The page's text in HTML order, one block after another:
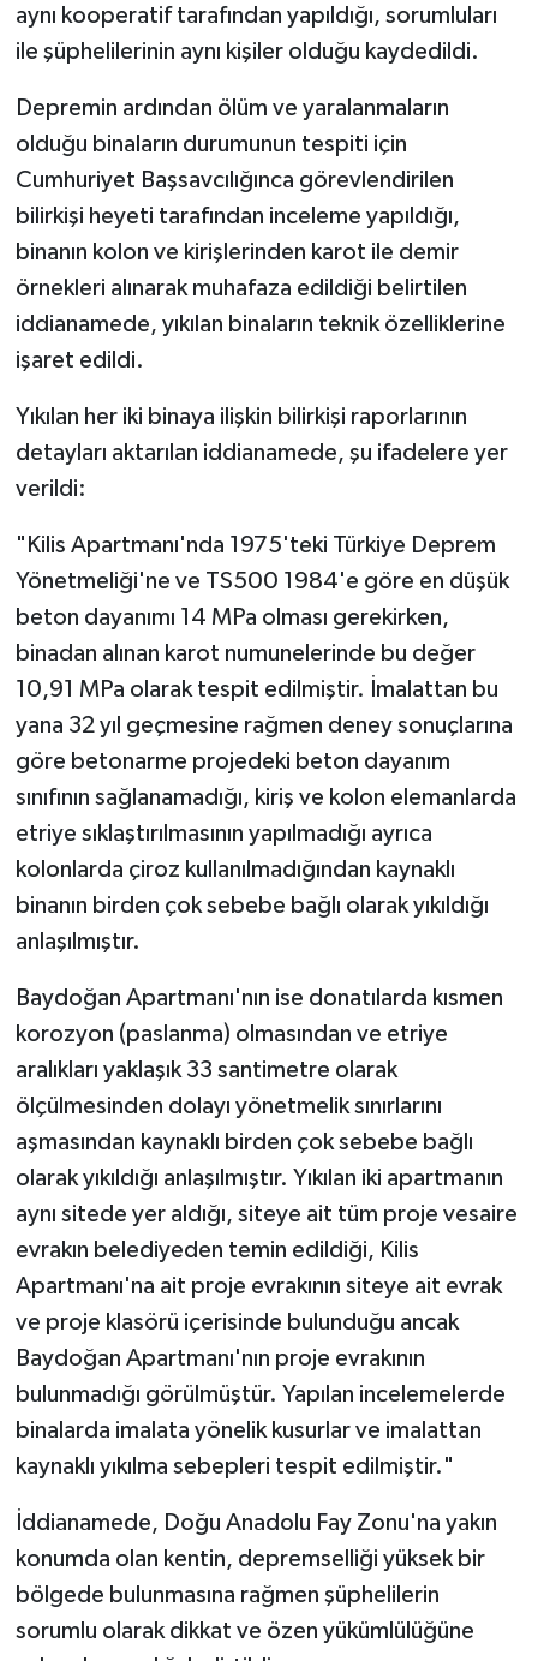
aynı kooperatif tarafından yapıldığı, sorumluları
ile şüphelilerinin aynı kişiler olduğu kaydedildi.
Depremin ardından ölüm ve yaralanmaların
olduğu binaların durumunun tespiti için
Cumhuriyet Başsavcılığınca görevlendirilen
bilirkişi heyeti tarafından inceleme yapıldığı,
binanın kolon ve kirişlerinden karot ile demir
örnekleri alınarak muhafaza edildiği belirtilen
iddianamede, yıkılan binaların teknik özelliklerine
işaret edildi.
Yıkılan her iki binaya ilişkin bilirkişi raporlarının
detayları aktarılan iddianamede, şu ifadelere yer
verildi:
"Kilis Apartmanı'nda 1975'teki Türkiye Deprem
Yönetmeliği'ne ve TS500 1984'e göre en düşük
beton dayanımı 14 MPa olması gerekirken,
binadan alınan karot numunelerinde bu değer
10,91 MPa olarak tespit edilmiştir. İmalattan bu
yana 32 yıl geçmesine rağmen deney sonuçlarına
göre betonarme projedeki beton dayanım
sınıfının sağlanamadığı, kiriş ve kolon elemanlarda
etriye sıklaştırılmasının yapılmadığı ayrıca
kolonlarda çiroz kullanılmadığından kaynaklı
binanın birden çok sebebe bağlı olarak yıkıldığı
anlaşılmıştır.
Baydoğan Apartmanı'nın ise donatılarda kısmen
korozyon (paslanma) olmasından ve etriye
aralıkları yaklaşık 33 santimetre olarak
ölçülmesinden dolayı yönetmelik sınırlarını
aşmasından kaynaklı birden çok sebebe bağlı
olarak yıkıldığı anlaşılmıştır. Yıkılan iki apartmanın
aynı sitede yer aldığı, siteye ait tüm proje vesaire
evrakın belediyeden temin edildiği, Kilis
Apartmanı'na ait proje evrakının siteye ait evrak
ve proje klasörü içerisinde bulunduğu ancak
Baydoğan Apartmanı'nın proje evrakının
bulunmadığı görülmüştür. Yapılan incelemelerde
binalarda imalata yönelik kusurlar ve imalattan
kaynaklı yıkılma sebepleri tespit edilmiştir."
İddianamede, Doğu Anadolu Fay Zonu'na yakın
konumda olan kentin, depremselliği yüksek bir
bölgede bulunmasına rağmen şüphelilerin
sorumlu olarak dikkat ve özen yükümlülüğüne